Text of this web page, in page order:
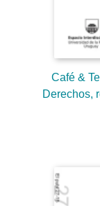
Café &
Derechos,